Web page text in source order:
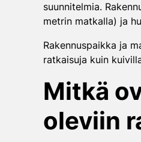
suunnitelmia.
metrin matkalla) ja
Rakennuspaikka ja
ratkaisuja kuin
Mitkä
oleviin